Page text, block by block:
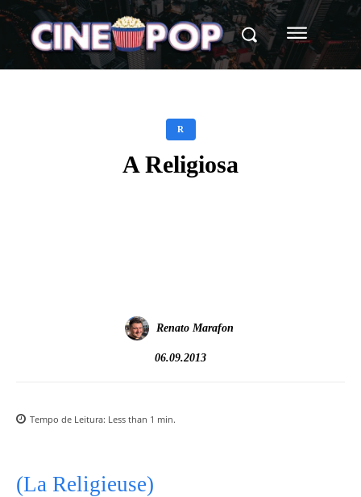
R
A Religiosa
Renato Marafon
06.09.2013
Tempo de Leitura: Less than 1 min.
(La Religieuse)